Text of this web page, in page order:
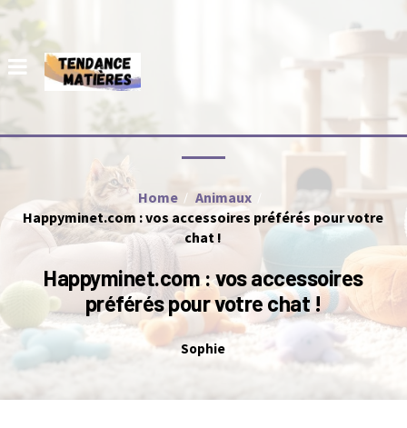
Home
Animaux
Happyminet.com : vos accessoires préférés pour votre
chat !
Happyminet.com : vos accessoires
préférés pour votre chat !
Sophie